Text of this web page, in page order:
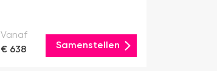
Vanaf
€ 638
Samenstellen